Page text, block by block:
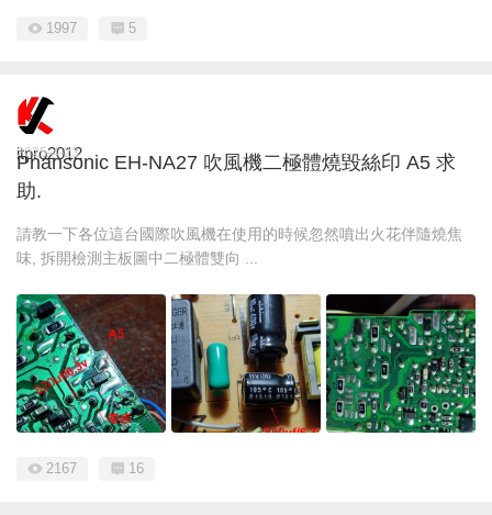
1997 5
itpro2012
2025-4-23
Pnansonic EH-NA27 吹風機二極體燒毀絲印 A5 求
助.
請教一下各位這台國際吹風機在使用的時候忽然噴出火花伴隨燒焦
味, 拆開檢測主板圖中二極體雙向 ...
2167 16